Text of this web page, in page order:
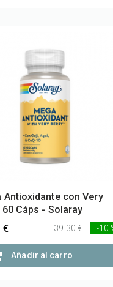
Antioxidante con Very
60 Cáps - Solaray
€
39.30 € -10
Añadir al carro